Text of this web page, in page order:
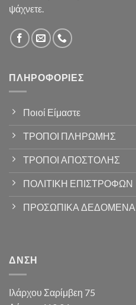
ψάχνετε.
ΠΛΗΡΟΦΟΡΊΕΣ
Ποιοί Είμαστε
ΤΡΟΠΟΙ ΠΛΗΡΩΜΗΣ
ΤΡΟΠΟΙ ΑΠΟΣΤΟΛΗΣ
ΠΟΛΙΤΙΚΗ ΕΠΙΣΤΡΟΦΩΝ
ΠΡΟΣΩΠΙΚΑ ΔΕΔΟΜΕΝΑ
ΔΝΣΗ
Ιλάρχου Σαρίμβεη 75